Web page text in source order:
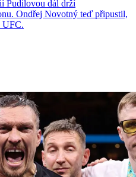
Pudilovou dál drží
Ondřej Novotný teď připustil,
UFC.